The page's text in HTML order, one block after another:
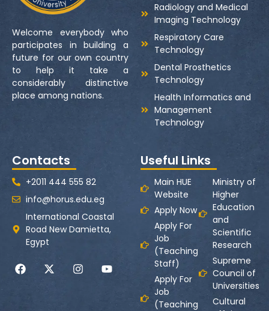
Welcome everybody who
participates in building a
future for our own country
to help it take a
considerably distinctive
place among nations.
Radiology and Medical
Imaging Technology
Respiratory Care
Technology
Dental Prosthetics
Technology
Health Informatics and
Management
Technology
Contacts
+2011 444 555 82
info@horus.edu.eg
International Coastal
Road New Damietta,
Egypt
Useful Links
Main HUE
Website
Apply Now
Apply For
Job
(Teaching
Staff)
Apply For
Job
(Teaching
Ministry of
Higher
Education
and
Scientific
Research
Supreme
Council of
Universities
Cultural